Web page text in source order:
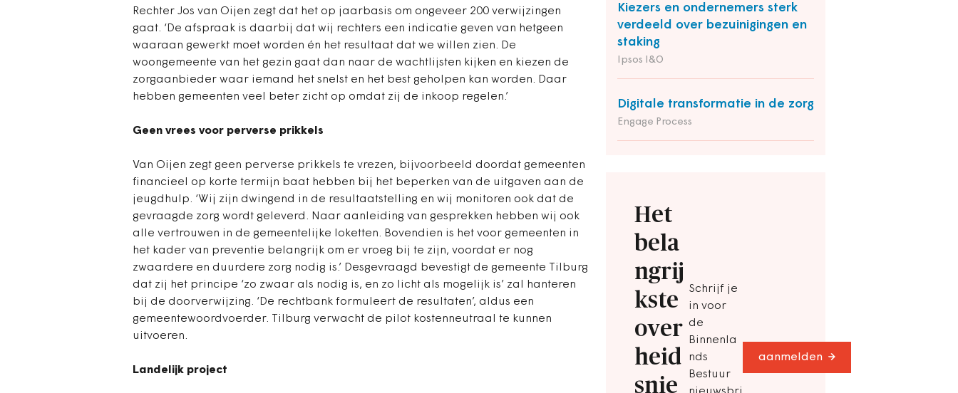
Kiezers en ondernemers sterk
verdeeld over bezuinigingen en
staking
Ipsos I&O
Digitale transformatie in de zorg
Engage Process
Het
bela
ngrij
kste
over
heid
snie
Schrijf je
in voor
de
Binnenla
nds
Bestuur
aanmelden
Rechter Jos van Oijen zegt dat het op jaarbasis om ongeveer 200 verwijzingen
gaat. ‘De afspraak is daarbij dat wij rechters een indicatie geven van hetgeen
waaraan gewerkt moet worden én het resultaat dat we willen zien. De
woongemeente van het gezin gaat dan naar de wachtlijsten kijken en kiezen de
zorgaanbieder waar iemand het snelst en het best geholpen kan worden. Daar
hebben gemeenten veel beter zicht op omdat zij de inkoop regelen.’
Geen vrees voor perverse prikkels
Van Oijen zegt geen perverse prikkels te vrezen, bijvoorbeeld doordat gemeenten
financieel op korte termijn baat hebben bij het beperken van de uitgaven aan de
jeugdhulp. ‘Wij zijn dwingend in de resultaatstelling en wij monitoren ook dat de
gevraagde zorg wordt geleverd. Naar aanleiding van gesprekken hebben wij ook
alle vertrouwen in de gemeentelijke loketten. Bovendien is het voor gemeenten in
het kader van preventie belangrijk om er vroeg bij te zijn, voordat er nog
zwaardere en duurdere zorg nodig is.’ Desgevraagd bevestigt de gemeente Tilburg
dat zij het principe ‘zo zwaar als nodig is, en zo licht als mogelijk is’ zal hanteren
bij de doorverwijzing. ‘De rechtbank formuleert de resultaten’, aldus een
gemeentewoordvoerder. Tilburg verwacht de pilot kostenneutraal te kunnen
uitvoeren.
Landelijk project